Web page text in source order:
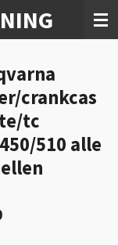
crankcas
tc
510 alle